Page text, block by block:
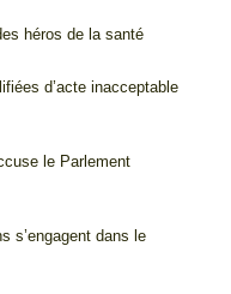
héros de la santé
d’acte inacceptable
le Parlement
s’engagent dans le